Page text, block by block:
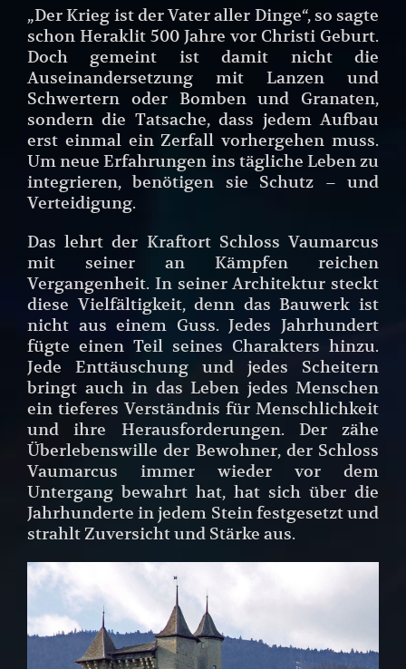
„Der Krieg ist der Vater aller Dinge“, so sagte
schon Heraklit 500 Jahre vor Christi Geburt.
Doch gemeint ist damit nicht die
Auseinandersetzung mit Lanzen und
Schwertern oder Bomben und Granaten,
sondern die Tatsache, dass jedem Aufbau
erst einmal ein Zerfall vorhergehen muss.
Um neue Erfahrungen ins tägliche Leben zu
integrieren, benötigen sie Schutz – und
Verteidigung.
Das lehrt der Kraftort Schloss Vaumarcus
mit seiner an Kämpfen reichen
Vergangenheit. In seiner Architektur steckt
diese Vielfältigkeit, denn das Bauwerk ist
nicht aus einem Guss. Jedes Jahrhundert
fügte einen Teil seines Charakters hinzu.
Jede Enttäuschung und jedes Scheitern
bringt auch in das Leben jedes Menschen
ein tieferes Verständnis für Menschlichkeit
und ihre Herausforderungen. Der zähe
Überlebenswille der Bewohner, der Schloss
Vaumarcus immer wieder vor dem
Untergang bewahrt hat, hat sich über die
Jahrhunderte in jedem Stein festgesetzt und
strahlt Zuversicht und Stärke aus.